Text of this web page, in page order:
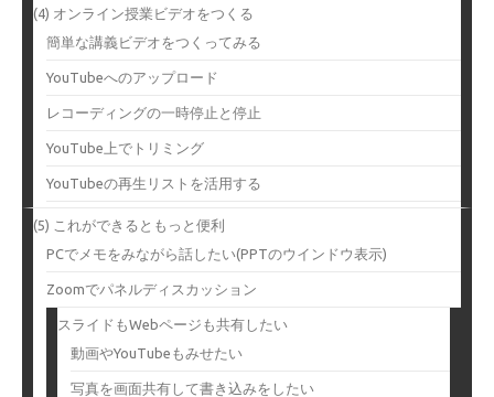
(4) オンライン授業ビデオをつくる
簡単な講義ビデオをつくってみる
YouTubeへのアップロード
レコーディングの一時停止と停止
YouTube上でトリミング
YouTubeの再生リストを活用する
(5) これができるともっと便利
PCでメモをみながら話したい(PPTのウインドウ表示)
Zoomでパネルディスカッション
スライドもWebページも共有したい
動画やYouTubeもみせたい
写真を画面共有して書き込みをしたい